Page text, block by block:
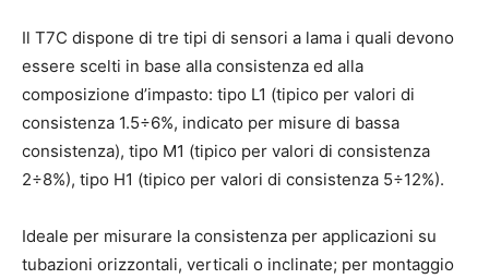
Il T7C dispone di tre tipi di sensori a lama i quali devono
essere scelti in base alla consistenza ed alla
composizione d’impasto: tipo L1 (tipico per valori di
consistenza 1.5÷6%, indicato per misure di bassa
consistenza), tipo M1 (tipico per valori di consistenza
2÷8%), tipo H1 (tipico per valori di consistenza 5÷12%).
Ideale per misurare la consistenza per applicazioni su
tubazioni orizzontali, verticali o inclinate; per montaggio